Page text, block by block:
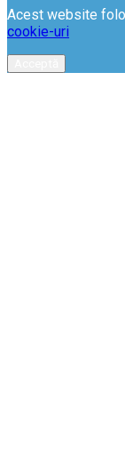
Acest website
cookie-uri